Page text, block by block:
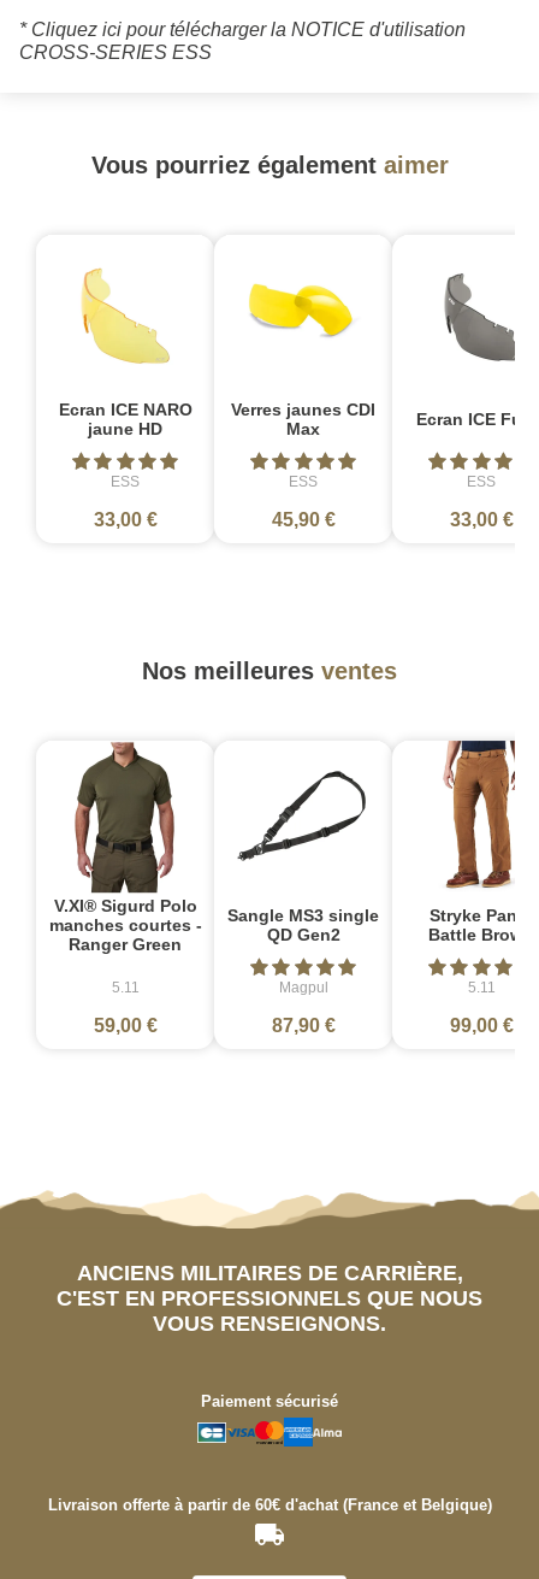
* Cliquez ici pour télécharger la NOTICE d'utilisation
CROSS-SERIES ESS
Vous pourriez également aimer
Ecran ICE NARO
jaune HD
ESS
33,00 €
Verres jaunes CDI
Max
ESS
45,90 €
Ecran ICE
ESS
33,00 €
Nos meilleures ventes
V.XI® Sigurd Polo
manches courtes -
Ranger Green
5.11
59,00 €
Sangle MS3 single
QD Gen2
Magpul
87,90 €
Stryke Pant -
Battle Brown
5.11
99,00 €
ANCIENS MILITAIRES DE CARRIÈRE,
C'EST EN PROFESSIONNELS QUE NOUS
VOUS RENSEIGNONS.
Paiement sécurisé
Livraison offerte à partir de 60€ d'achat (France et Belgique)